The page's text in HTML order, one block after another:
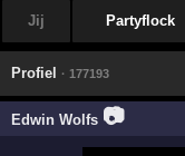
Jij Partyflock
Profiel · 177193
Edwin Wolfs 📷